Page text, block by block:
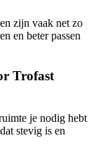
zijn vaak net zo
en beter passen
Trofast
je nodig hebt
stevig is en